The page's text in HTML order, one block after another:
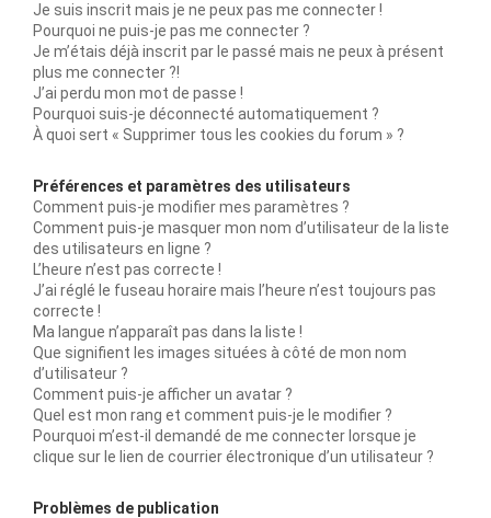
Je suis inscrit mais je ne peux pas me connecter !
Pourquoi ne puis-je pas me connecter ?
Je m’étais déjà inscrit par le passé mais ne peux à présent
plus me connecter ?!
J’ai perdu mon mot de passe !
Pourquoi suis-je déconnecté automatiquement ?
À quoi sert « Supprimer tous les cookies du forum » ?
Préférences et paramètres des utilisateurs
Comment puis-je modifier mes paramètres ?
Comment puis-je masquer mon nom d’utilisateur de la liste
des utilisateurs en ligne ?
L’heure n’est pas correcte !
J’ai réglé le fuseau horaire mais l’heure n’est toujours pas
correcte !
Ma langue n’apparaît pas dans la liste !
Que signifient les images situées à côté de mon nom
d’utilisateur ?
Comment puis-je afficher un avatar ?
Quel est mon rang et comment puis-je le modifier ?
Pourquoi m’est-il demandé de me connecter lorsque je
clique sur le lien de courrier électronique d’un utilisateur ?
Problèmes de publication